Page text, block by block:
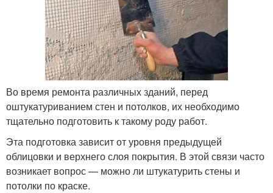
Во время ремонта различных зданий, перед
оштукатуриванием стен и потолков, их необходимо
тщательно подготовить к такому роду работ.
Эта подготовка зависит от уровня предыдущей
облицовки и верхнего слоя покрытия. В этой связи часто
возникает вопрос — можно ли штукатурить стены и
потолки по краске.